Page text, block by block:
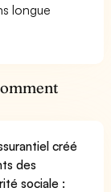
longue
créé
des
sociale :